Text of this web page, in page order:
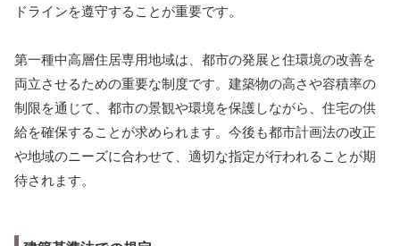
ドラインを遵守することが重要です。
第一種中高層住居専用地域は、都市の発展と住環境の改善を
両立させるための重要な制度です。建築物の高さや容積率の
制限を通じて、都市の景観や環境を保護しながら、住宅の供
給を確保することが求められます。今後も都市計画法の改正
や地域のニーズに合わせて、適切な指定が行われることが期
待されます。